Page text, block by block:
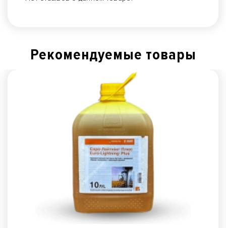
Рекомендуемые товары